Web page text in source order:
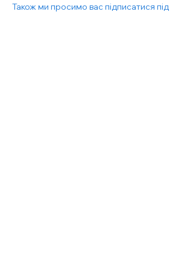
Також ми просимо вас підписатися під